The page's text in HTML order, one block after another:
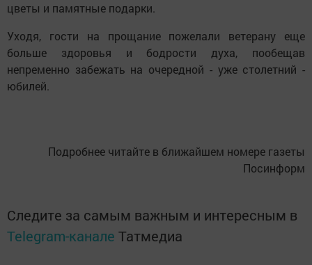
цветы и памятные подарки.
Уходя, гости на прощание пожелали ветерану еще
больше здоровья и бодрости духа, пообещав
непременно забежать на очередной - уже столетний -
юбилей.
Подробнее читайте в ближайшем номере газеты
Посинформ
Следите за самым важным и интересным в
Telegram-канале Татмедиа